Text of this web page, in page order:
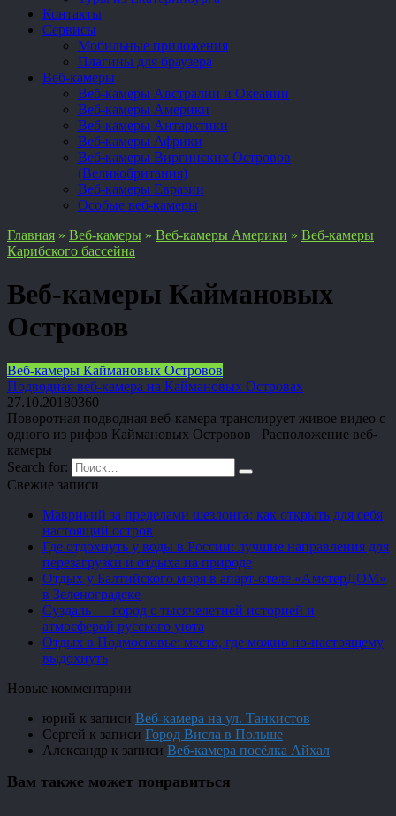
Контакты
Сервисы
Мобильные приложения
Плагины для браузера
Веб-камеры
Веб-камеры Австралии и Океании
Веб-камеры Америки
Веб-камеры Антарктики
Веб-камеры Африки
Веб-камеры Виргинских Островов
(Великобритания)
Веб-камеры Евразии
Особые веб-камеры
Главная » Веб-камеры » Веб-камеры Америки » Веб-камеры
Карибского бассейна
Веб-камеры Каймановых
Островов
Веб-камеры Каймановых Островов
Подводная веб-камера на Каймановых Островах
27.10.20180360
Поворотная подводная веб-камера транслирует живое видео с
одного из рифов Каймановых Островов Расположение веб-
камеры
Search for:
Свежие записи
Маврикий за пределами шезлонга: как открыть для себя
настоящий остров
Где отдохнуть у воды в России: лучшие направления для
перезагрузки и отдыха на природе
Отдых у Балтийского моря в апарт-отеле «АмстерДОМ»
в Зеленоградске
Суздаль — город с тысячелетней историей и
атмосферой русского уюта
Отдых в Подмосковье: место, где можно по-настоящему
выдохнуть
Новые комментарии
юрий к записи Веб-камера на ул. Танкистов
Сергей к записи Город Висла в Польше
Александр к записи Веб-камера посёлка Айхал
Вам также может понравиться